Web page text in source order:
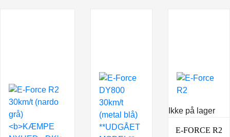
Ikke på lager
E-FORCE R2